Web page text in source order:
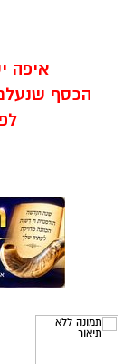
איפה
הכסף